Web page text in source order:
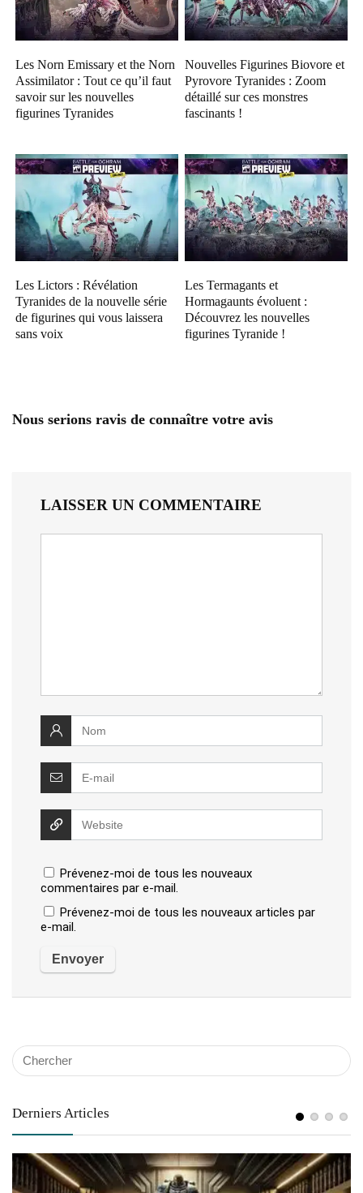
Les Norn Emissary et the Norn
Assimilator : Tout ce qu’il faut
savoir sur les nouvelles
figurines Tyranides
Nouvelles Figurines Biovore et
Pyrovore Tyranides : Zoom
détaillé sur ces monstres
fascinants !
Les Lictors : Révélation
Tyranides de la nouvelle série
de figurines qui vous laissera
sans voix
Les Termagants et
Hormagaunts évoluent :
Découvrez les nouvelles
figurines Tyranide !
Nous serions ravis de connaître votre avis
LAISSER UN COMMENTAIRE
Prévenez-moi de tous les nouveaux
commentaires par e-mail.
Prévenez-moi de tous les nouveaux articles par
e-mail.
Derniers Articles